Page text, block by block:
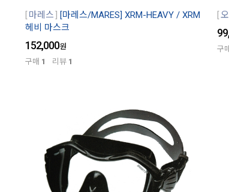
마레스
[마레스/MARES] XRM-HEAVY / XRM
헤비 마스크
152,000원
구매 1 리뷰 1
구